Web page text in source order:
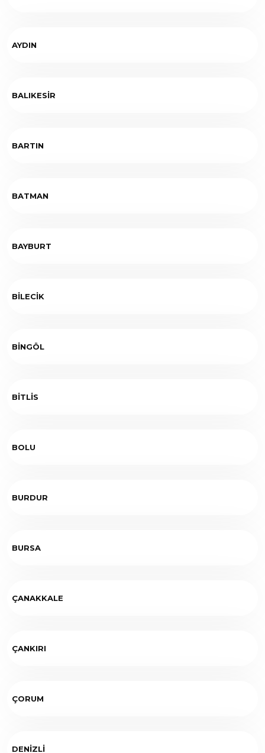
AYDIN
BALIKESİR
BARTIN
BATMAN
BAYBURT
BİLECİK
BİNGÖL
BİTLİS
BOLU
BURDUR
BURSA
ÇANAKKALE
ÇANKIRI
ÇORUM
DENİZLİ